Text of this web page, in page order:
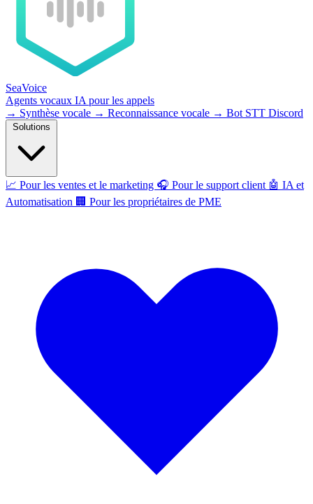
SeaVoice
Agents vocaux IA pour les appels
→ Synthèse vocale → Reconnaissance vocale → Bot STT Discord
📈 Pour les ventes et le marketing 🎧 Pour le support client 🤖 IA et
Automatisation 🏢 Pour les propriétaires de PME